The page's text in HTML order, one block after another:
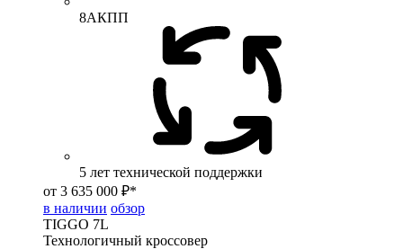
8АКПП
5 лет технической поддержки
от 3 635 000 ₽*
в наличии обзор
TIGGO 7L
Технологичный кроссовер